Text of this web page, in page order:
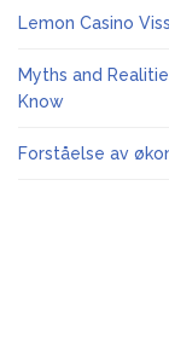
Lemon Casino
Myths and
Know
Forståelse av